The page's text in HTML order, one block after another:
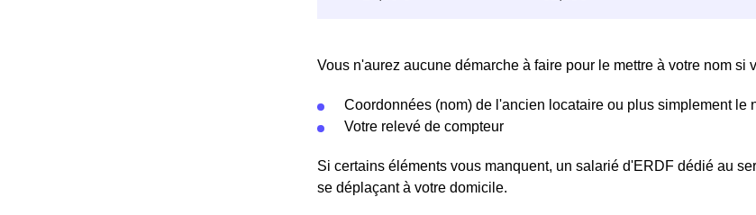
Vous n'aurez aucune démarche à faire pour le mettre à votre nom
Coordonnées (nom) de l'ancien locataire ou plus simplement le
Votre relevé de compteur
Si certains éléments vous manquent, un salarié d'ERDF dédié au
se déplaçant à votre domicile.